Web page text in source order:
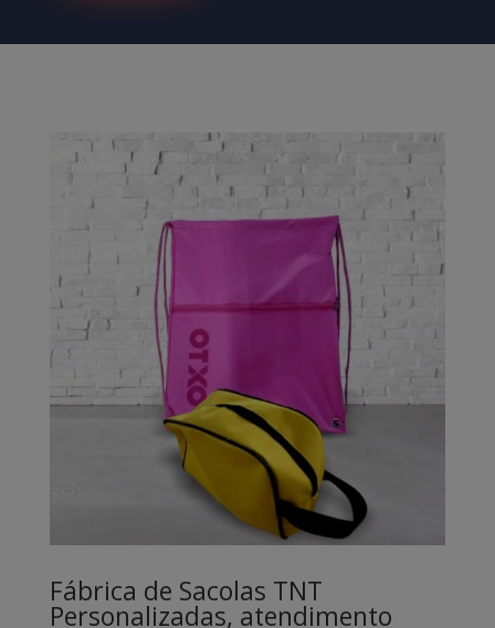
Fábrica de Sacolas TNT
Personalizadas, atendimento